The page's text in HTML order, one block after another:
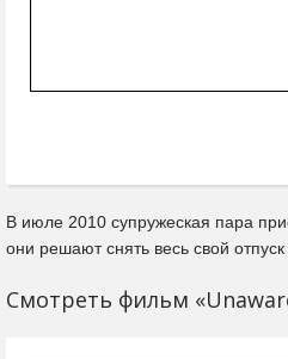
В июле 2010 супружеская пара
они решают снять весь свой отпуск
Смотреть фильм